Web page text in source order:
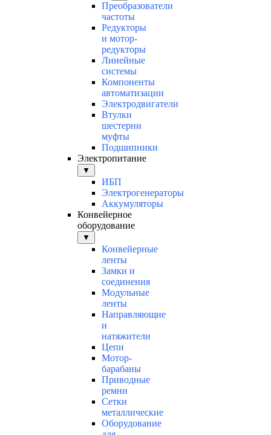
Преобразователи
частоты
Редукторы
и мотор-
редукторы
Линейные
системы
Компоненты
автоматизации
Электродвигатели
Втулки
шестерни
муфты
Подшипники
Электропитание
▼
ИБП
Электрогенераторы
Аккумуляторы
Конвейерное
оборудование
▼
Конвейерные
ленты
Замки и
соединения
Модульные
ленты
Направляющие
и
натяжители
Цепи
Мотор-
барабаны
Приводные
ремни
Сетки
металлические
Оборудование